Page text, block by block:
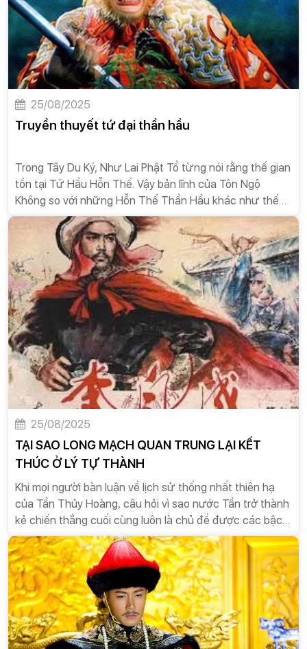
25/08/2025
Truyền thuyết tứ đại thần hầu
Trong Tây Du Ký, Như Lai Phật Tổ từng nói rằng thế gian
tồn tại Tứ Hầu Hỗn Thế. Vậy bản lĩnh của Tôn Ngộ
Không so với những Hỗn Thế Thần Hầu khác như thế
nào?
25/08/2025
TẠI SAO LONG MẠCH QUAN TRUNG LẠI KẾT
THÚC Ở LÝ TỰ THÀNH
Khi mọi người bàn luận về lịch sử thống nhất thiên hạ
của Tần Thủy Hoàng, câu hỏi vì sao nước Tần trở thành
kẻ chiến thắng cuối cùng luôn là chủ đề được các bậc
thầy thành công học hay những người trung niên say
rượu trên bàn ăn say sưa bàn tán. Câu trả lời có thể
nằm ở câu nói của Giả Nghị đời Tây Hán trong Quá Tần
Luận là: